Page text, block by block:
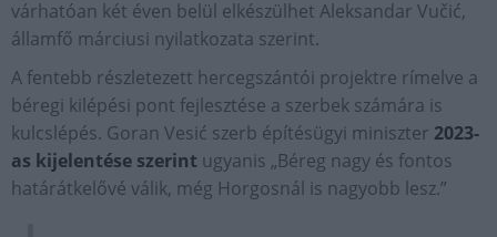
várhatóan két éven belül elkészülhet Aleksandar Vučić,
államfő márciusi nyilatkozata szerint.
A fentebb részletezett hercegszántói projektre rímelve a
béregi kilépési pont fejlesztése a szerbek számára is
kulcslépés. Goran Vesić szerb építésügyi miniszter 2023-
as kijelentése szerint ugyanis „Béreg nagy és fontos
határátkelővé válik, még Horgosnál is nagyobb lesz.”